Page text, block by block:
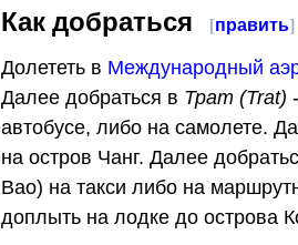
Как добраться [править]
Долететь в Международный
Далее добраться в Трат (Trat)
автобусе, либо на самолете.
на остров Чанг. Далее
Bao) на такси либо на
доплыть на лодке до острова